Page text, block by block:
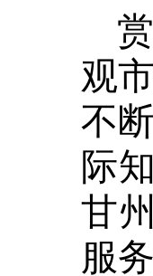
观
不
际
甘
服